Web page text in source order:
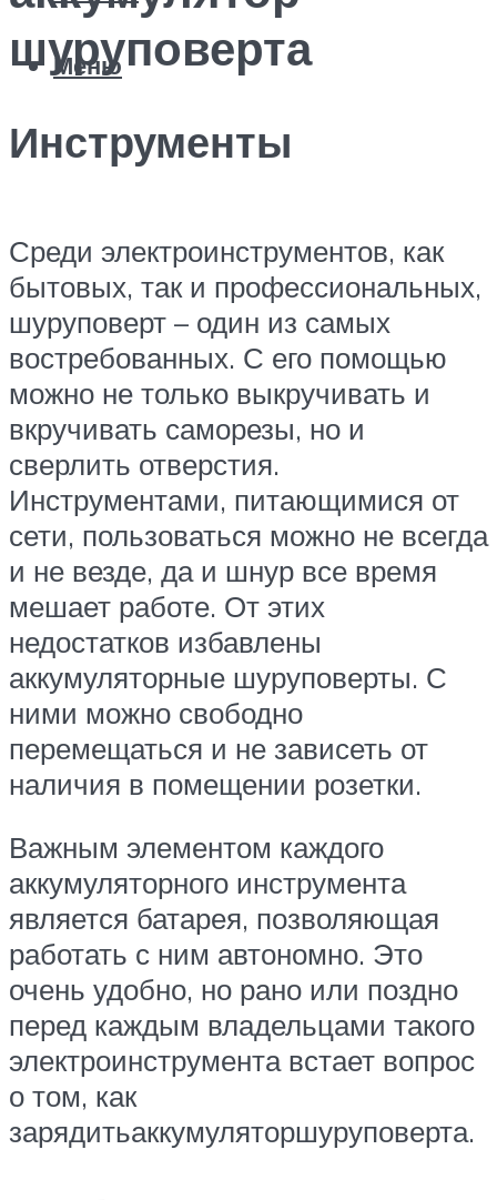
Меню
шуруповерта
Инструменты
Среди электроинструментов, как
бытовых, так и профессиональных,
шуруповерт – один из самых
востребованных. С его помощью
можно не только выкручивать и
вкручивать саморезы, но и
сверлить отверстия.
Инструментами, питающимися от
сети, пользоваться можно не всегда
и не везде, да и шнур все время
мешает работе. От этих
недостатков избавлены
аккумуляторные шуруповерты. С
ними можно свободно
перемещаться и не зависеть от
наличия в помещении розетки.
Важным элементом каждого
аккумуляторного инструмента
является батарея, позволяющая
работать с ним автономно. Это
очень удобно, но рано или поздно
перед каждым владельцами такого
электроинструмента встает вопрос
о том, как
зарядитьаккумуляторшуруповерта.